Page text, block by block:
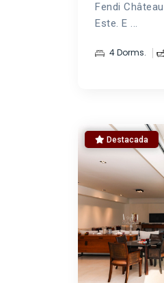
Fendi
Este. E ...
4 Dorms.
Destacada